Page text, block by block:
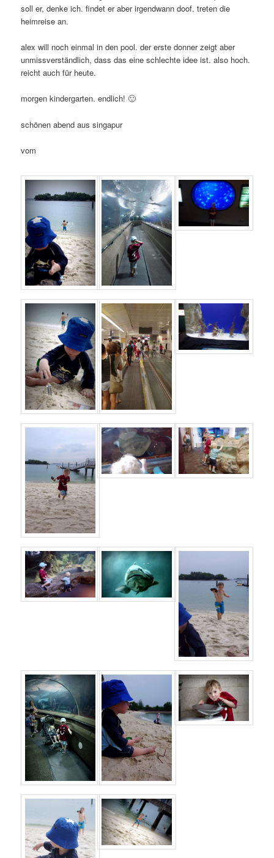
soll er, denke ich. findet er aber irgendwann doof. treten die
heimreise an.
alex will noch einmal in den pool. der erste donner zeigt aber
unmissverständlich, dass das eine schlechte idee ist. also hoch.
reicht auch für heute.
morgen kindergarten. endlich! 🙂
schönen abend aus singapur
vom